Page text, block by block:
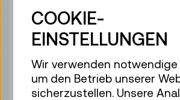
€ 2,50
So 09.08. 12:00 –12:40
35 Plätze frei
€ 2,50
COOKIE-
EINSTELLUNGEN
Wir verwenden notwendige
um den Betrieb unserer
sicherzustellen. Unsere